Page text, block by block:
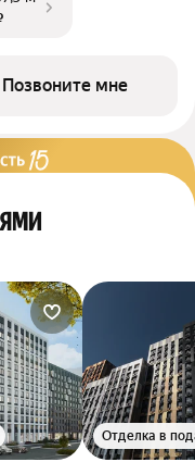
Позвоните мне
Отделка в